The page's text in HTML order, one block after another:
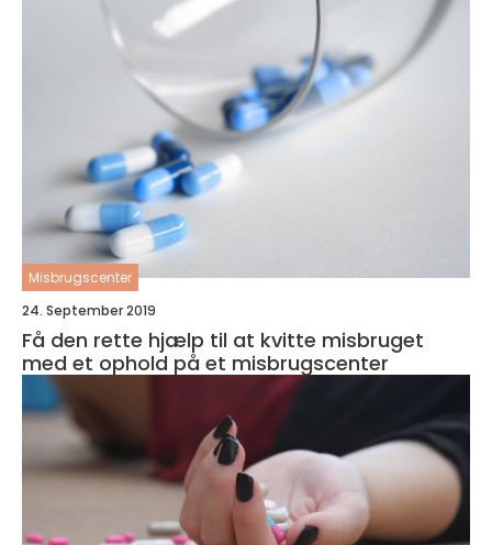
Misbrugscenter
24. September 2019
Få den rette hjælp til at kvitte misbruget
med et ophold på et misbrugscenter